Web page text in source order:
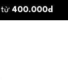
từ 400.000d